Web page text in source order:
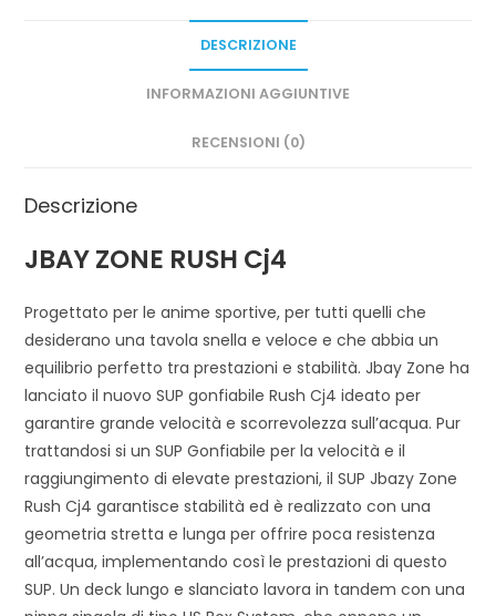
DESCRIZIONE
INFORMAZIONI AGGIUNTIVE
RECENSIONI (0)
Descrizione
JBAY ZONE RUSH Cj4
Progettato per le anime sportive, per tutti quelli che
desiderano una tavola snella e veloce e che abbia un
equilibrio perfetto tra prestazioni e stabilità. Jbay Zone ha
lanciato il nuovo SUP gonfiabile Rush Cj4 ideato per
garantire grande velocità e scorrevolezza sull’acqua. Pur
trattandosi si un SUP Gonfiabile per la velocità e il
raggiungimento di elevate prestazioni, il SUP Jbazy Zone
Rush Cj4 garantisce stabilità ed è realizzato con una
geometria stretta e lunga per offrire poca resistenza
all’acqua, implementando così le prestazioni di questo
SUP. Un deck lungo e slanciato lavora in tandem con una